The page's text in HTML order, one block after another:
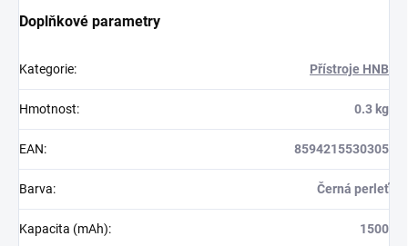
Doplňkové parametry
Kategorie: Přístroje HNB
Hmotnost: 0.3 kg
EAN: 8594215530305
Barva: Černá perleť
Kapacita (mAh): 1500